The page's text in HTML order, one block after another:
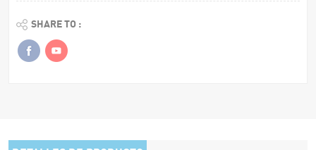
SHARE TO :